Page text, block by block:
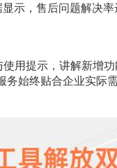
示，售后问题解决
用提示，讲解新增
始终贴合企业实际需